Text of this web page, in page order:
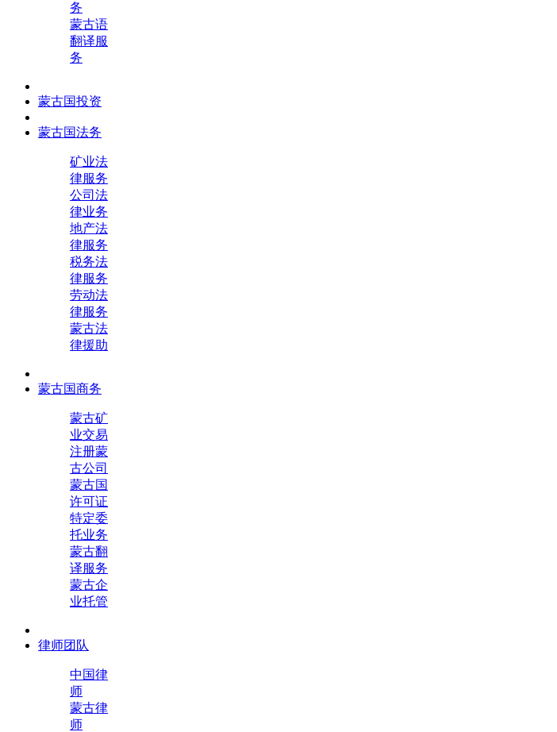
务
蒙古语
翻译服
务
蒙古国投资
蒙古国法务
矿业法
律服务
公司法
律业务
地产法
律服务
税务法
律服务
劳动法
律服务
蒙古法
律援助
蒙古国商务
蒙古矿
业交易
注册蒙
古公司
蒙古国
许可证
特定委
托业务
蒙古翻
译服务
蒙古企
业托管
律师团队
中国律
师
蒙古律
师